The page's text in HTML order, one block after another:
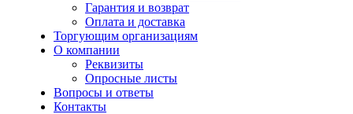
Гарантия и возврат
Оплата и доставка
Торгующим организациям
О компании
Реквизиты
Опросные листы
Вопросы и ответы
Контакты